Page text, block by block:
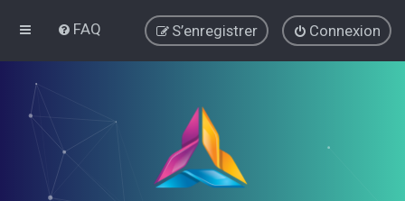
FAQ Connexion
S’enregistrer